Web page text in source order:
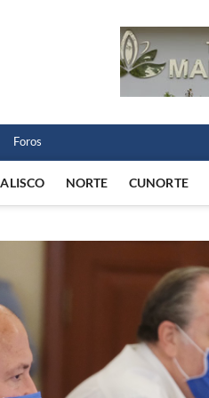
Foros
NORTE CUNORTE